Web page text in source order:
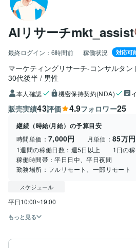
AIリサーチmkt_assist
最終ログイン： 6時間前 稼働状況 対応可
マーケティングリサーチ-コンサルタン
30代後半
男性
本人確認 機密保持契約(NDA)
販売実績43評価 4.9フォロワー25
継続（時給/月給）の予算目安
時間単価： 7,000円 月単価：85万円
1週間の稼働日数： 週5日以上 1日の
稼働時間帯：平日日中、平日夜間
勤務場所： フルリモート、一部リモート
スケジュール
もっと見る